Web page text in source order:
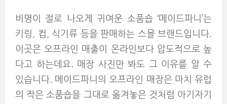
비명이 절로 나오게 귀여운 소품숍 ‘메이드파니’는
키링, 컵, 식기류 등을 판매하는 스몰 브랜드입니다.
이곳은 오프라인 매출이 온라인보다 압도적으로 높
다고 하는데요. 매장 사진만 봐도 그 이유를 알 수
있습니다. 메이드파니의 오프라인 매장은 마치 유럽
의 작은 소품숍을 그대로 옮겨놓은 것처럼 아기자기